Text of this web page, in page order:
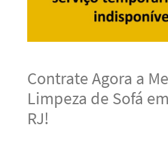
Contrate Agora a
Limpeza de Sofá
RJ!